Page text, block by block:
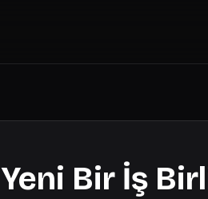
Yeni Bir İş